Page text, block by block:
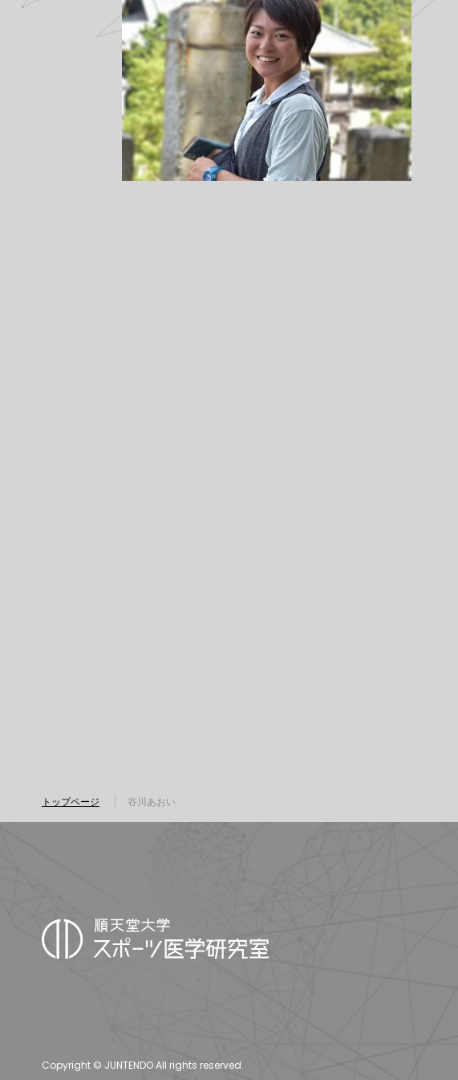
トップページ 谷川あおい
Copyright © JUNTENDO All rights reserved.